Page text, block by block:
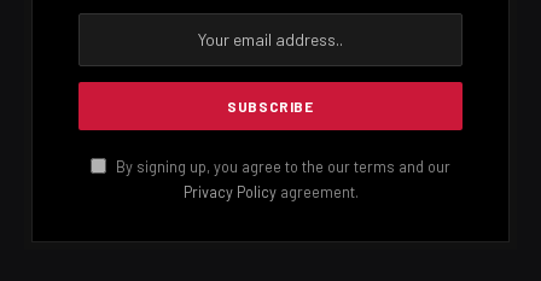
ඇතුළත් කරනු ලැබ සිටි ගුණතිලක රාජපක්ෂ මහතා
නාරා‍හේන්පිට යුද හමුදා රෝහලේ සාමාන්‍ය වාට්ටුවකට
පෙරේදා (4 ) ඇතුළත් කරනු ලැබීය.
මේ අතර ගුණතිලක රාජපක්ෂ මහතා සිය ආබාධය
නිලධාරියාට යොමු කළ බව ඔහුගේ පුත් නිලුපුල් රාජපක්ෂ
මහතා ලංකාදීපයට පැවැසීය.
ගැටුම සම්බන්ධයෙන් කට උත්තර සියල්ල සටහන් කර